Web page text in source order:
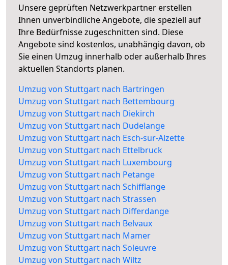
Unsere geprüften Netzwerkpartner erstellen
Ihnen unverbindliche Angebote, die speziell auf
Ihre Bedürfnisse zugeschnitten sind. Diese
Angebote sind kostenlos, unabhängig davon, ob
Sie einen Umzug innerhalb oder außerhalb Ihres
aktuellen Standorts planen.
Umzug von Stuttgart nach Bartringen
Umzug von Stuttgart nach Bettembourg
Umzug von Stuttgart nach Diekirch
Umzug von Stuttgart nach Dudelange
Umzug von Stuttgart nach Esch-sur-Alzette
Umzug von Stuttgart nach Ettelbruck
Umzug von Stuttgart nach Luxembourg
Umzug von Stuttgart nach Petange
Umzug von Stuttgart nach Schifflange
Umzug von Stuttgart nach Strassen
Umzug von Stuttgart nach Differdange
Umzug von Stuttgart nach Belvaux
Umzug von Stuttgart nach Mamer
Umzug von Stuttgart nach Soleuvre
Umzug von Stuttgart nach Wiltz